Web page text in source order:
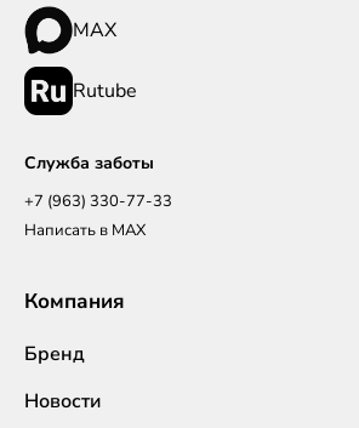
MAX
Rutube
Служба заботы
+7 (963) 330-77-33
Написать в MAX
Компания
Бренд
Новости